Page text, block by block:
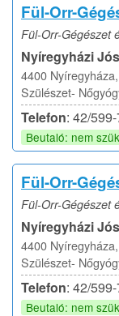
Fül-Orr-
Fül-Orr-Gégészet
Nyíregyházi
4400
Szülészet-
Telefon: 42/
Beutaló: nem
Fül-Orr-
Fül-Orr-Gégészet
Nyíregyházi
4400
Szülészet-
Telefon: 42/
Beutaló: nem